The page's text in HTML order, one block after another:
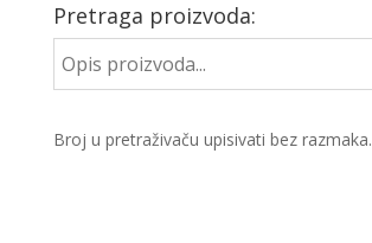
Pretraga proizvoda:
Broj u pretraživaču upisivati bez razmaka.